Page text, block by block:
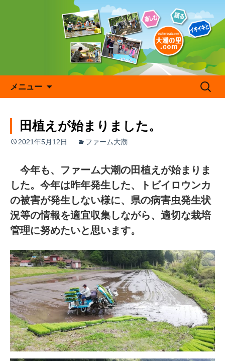
プ
メニュー
検
索:
田植えが始まりました。
2021年5月12日 ファーム大潮
今年も、ファーム大潮の田植えが始まりま
した。今年は昨年発生した、トビイロウンカ
の被害が発生しない様に、県の病害虫発生状
況等の情報を適宜収集しながら、適切な栽培
管理に努めたいと思います。